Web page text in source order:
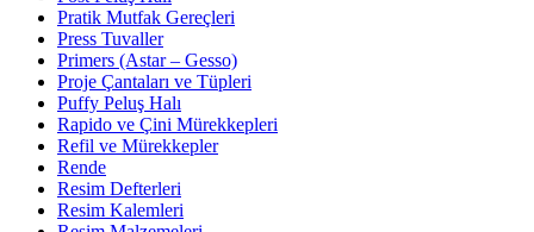
Pratik Mutfak Gereçleri
Press Tuvaller
Primers (Astar – Gesso)
Proje Çantaları ve Tüpleri
Puffy Peluş Halı
Rapido ve Çini Mürekkepleri
Refil ve Mürekkepler
Rende
Resim Defterleri
Resim Kalemleri